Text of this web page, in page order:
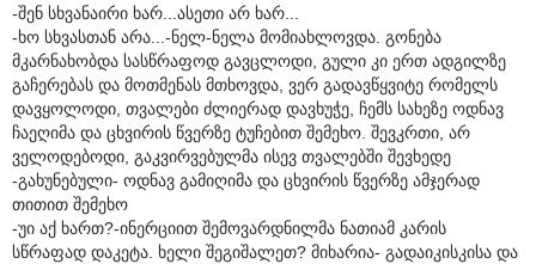
-შენ სხვანაირი ხარ...ასეთი არ ხარ...
-ხო სხვასთან არა...-ნელ-ნელა მომიახლოვდა. გონება
მკარნახობდა სასწრაფოდ გავცლოდი, გული კი ერთ ადგილზე
გაჩერებას და მოთმენას მთხოვდა, ვერ გადავწყვიტე რომელს
დავყოლოდი, თვალები ძლიერად დავხუჭე, ჩემს სახეზე ოდნავ
ჩაეღიმა და ცხვირის წვერზე ტუჩებით შემეხო. შევკრთი, არ
ველოდებოდი, გაკვირვებულმა ისევ თვალებში შევხედე
-გახუნებული- ოდნავ გამიღიმა და ცხვირის წვერზე ამჯერად
თითით შემეხო
-უი აქ ხართ?-ინერციით შემოვარდნილმა ნათიამ კარის
სწრაფად დაკეტა. ხელი შეგიშალეთ? მიხარია- გადაიკისკისა და